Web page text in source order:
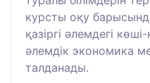
курсты оқу
қазіргі әлемдегі
әлемдік экономика
талданады.